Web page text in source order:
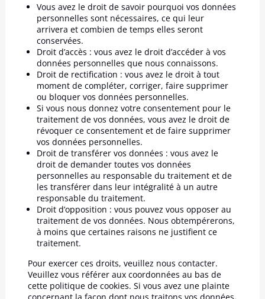
Vous avez le droit de savoir pourquoi vos données
personnelles sont nécessaires, ce qui leur
arrivera et combien de temps elles seront
conservées.
Droit d’accès : vous avez le droit d’accéder à vos
données personnelles que nous connaissons.
Droit de rectification : vous avez le droit à tout
moment de compléter, corriger, faire supprimer
ou bloquer vos données personnelles.
Si vous nous donnez votre consentement pour le
traitement de vos données, vous avez le droit de
révoquer ce consentement et de faire supprimer
vos données personnelles.
Droit de transférer vos données : vous avez le
droit de demander toutes vos données
personnelles au responsable du traitement et de
les transférer dans leur intégralité à un autre
responsable du traitement.
Droit d’opposition : vous pouvez vous opposer au
traitement de vos données. Nous obtempérerons,
à moins que certaines raisons ne justifient ce
traitement.
Pour exercer ces droits, veuillez nous contacter.
Veuillez vous référer aux coordonnées au bas de
cette politique de cookies. Si vous avez une plainte